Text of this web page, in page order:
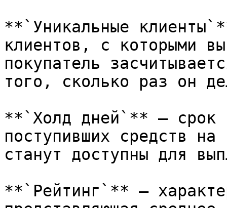
**`Уникальные
клиентов, с которыми
покупатель
того, сколько раз он
**`Холд дней`** – срок
поступивших средств
станут доступны для
**`Рейтинг`** –